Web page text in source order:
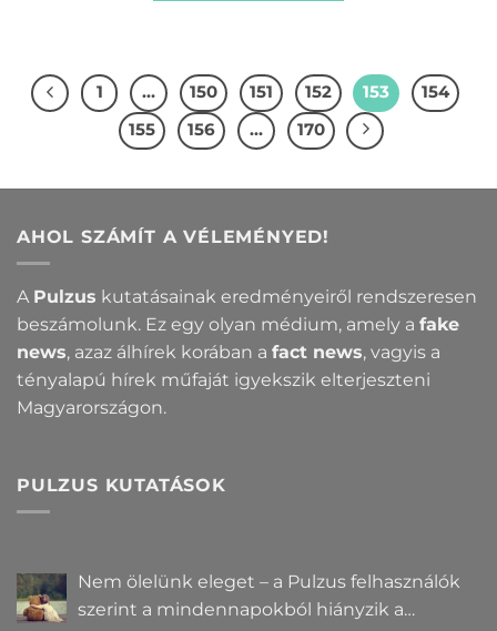
1 … 150 151 152 153
154
155
156 … 170
AHOL SZÁMÍT A VÉLEMÉNYED!
A Pulzus kutatásainak eredményeiről rendszeresen
beszámolunk. Ez egy olyan médium, amely a fake
news, azaz álhírek korában a fact news, vagyis a
tényalapú hírek műfaját igyekszik elterjeszteni
Magyarországon.
PULZUS KUTATÁSOK
Nem ölelünk eleget – a Pulzus felhasználók
szerint a mindennapokból hiányzik a